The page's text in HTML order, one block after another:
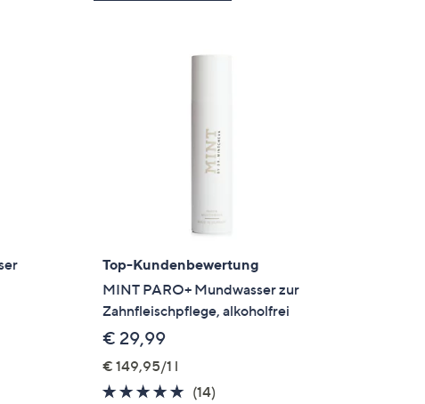
Top-Kundenbewertung
MINT PARO+ Mundwasser zur
Zahnfleischpflege, alkoholfrei
€ 29,99
€ 149,95/1 l
4.6
(14)